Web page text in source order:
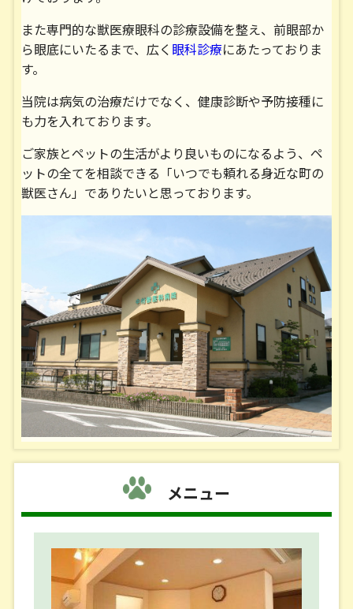
午前休診となります。
■２０２６／０４／２２■
４月 診察時間変更および臨時休診のお知らせ
４月 ２３日（木） 午後６時３０分までの診療と
なります。
ゴールデンウイーク休診のお知らせ
４月２６日（日） ２９日（水）
５月 ３日（日） ４日（月） ５日（火）
６日（水）
休診いたします。
ゴールデンウイーク中は
岐阜県獣医師会 夜間救急動物病院は
年中無休 ＰＭ２１：００～翌日ＡＭ１：００まで診
察しています。
電話番号 ０５０－１７２１－８７２９
４月. ５月．６月 診察時間変更のお知らせ
狂犬病予防集合注射担当日につき
５月２１日（木） ５月２６日（火）
６月 ５日（金） ６月１０日（水）
午前休診となります。
また専門的な獣医療眼科の診療設備を整え、前眼部か
ら眼底にいたるまで、広く 眼科診療にあたっておりま
す。
当院は病気の治療だけでなく、健康診断や予防接種に
も力を入れております。
ご家族とペットの生活がより良いものになるよう、ペ
ットの全てを相談できる「いつでも頼れる身近な町の
獣医さん」でありたいと思っております。
メニュー